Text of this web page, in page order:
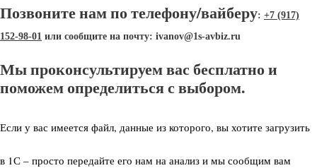
Позвоните нам по телефону/вайберу: +7 (917)
152-98-01 или сообщите на почту: ivanov@1s-avbiz.ru
Мы проконсультируем вас бесплатно и
поможем определиться с выбором.
Если у вас имеется файл, данные из которого, вы хотите загрузить
в 1С – просто передайте его нам на анализ и мы сообщим вам